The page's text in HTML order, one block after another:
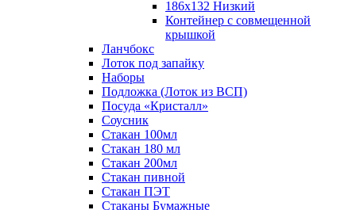
186х132 Низкий
Контейнер с совмещенной
крышкой
Ланчбокс
Лоток под запайку
Наборы
Подложка (Лоток из ВСП)
Посуда «Кристалл»
Соусник
Стакан 100мл
Стакан 180 мл
Стакан 200мл
Стакан пивной
Стакан ПЭТ
Стаканы Бумажные